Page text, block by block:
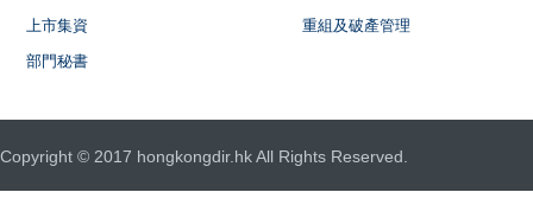
上市集資
重組及破產管理
部門秘書
Copyright © 2017 hongkongdir.hk All Rights Reserved.